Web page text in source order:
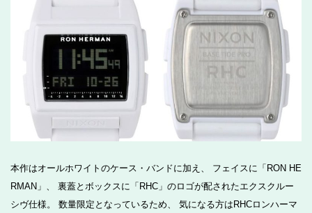
本作はオールホワイトのケース・バンドに加え、 フェイスに「RON HE
RMAN」、 裏蓋とボックスに「RHC」のロゴが配されたエクスクルー
シヴ仕様。 数量限定となっているため、 気になる方はRHCロンハーマ